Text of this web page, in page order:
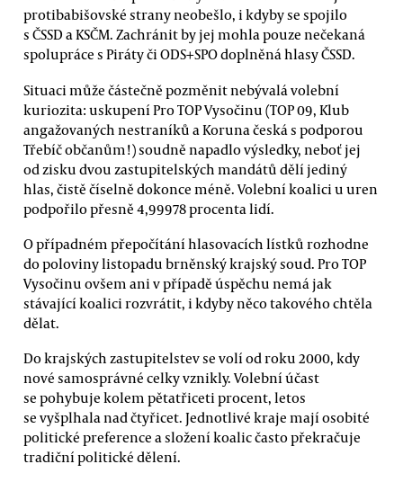
protibabišovské strany neobešlo, i kdyby se spojilo
s ČSSD a KSČM. Zachránit by jej mohla pouze nečekaná
spolupráce s Piráty či ODS+SPO doplněná hlasy ČSSD.
Situaci může částečně pozměnit nebývalá volební
kuriozita: uskupení Pro TOP Vysočinu (TOP 09, Klub
angažovaných nestraníků a Koruna česká s podporou
Třebíč občanům!) soudně napadlo výsledky, neboť jej
od zisku dvou zastupitelských mandátů dělí jediný
hlas, čistě číselně dokonce méně. Volební koalici u uren
podpořilo přesně 4,99978 procenta lidí.
O případném přepočítání hlasovacích lístků rozhodne
do poloviny listopadu brněnský krajský soud. Pro TOP
Vysočinu ovšem ani v případě úspěchu nemá jak
stávající koalici rozvrátit, i kdyby něco takového chtěla
dělat.
Do krajských zastupitelstev se volí od roku 2000, kdy
nové samosprávné celky vznikly. Volební účast
se pohybuje kolem pětatřiceti procent, letos
se vyšplhala nad čtyřicet. Jednotlivé kraje mají osobité
politické preference a složení koalic často překračuje
tradiční politické dělení.